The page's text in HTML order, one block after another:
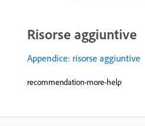
Risorse aggiuntive
Appendice: risorse aggiuntive
recommendation-more-help